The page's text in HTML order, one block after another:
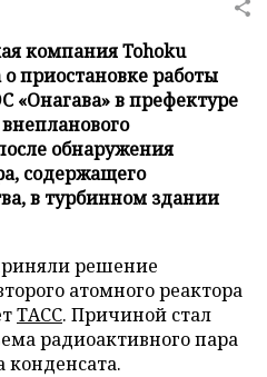
компания Tohoku
приостановке работы
«Онагава» в префектуре
обнаружения
содержащего
в турбинном здании
решение
атомного реактора
ТАСС. Причиной стал
радиоактивного пара
конденсата.